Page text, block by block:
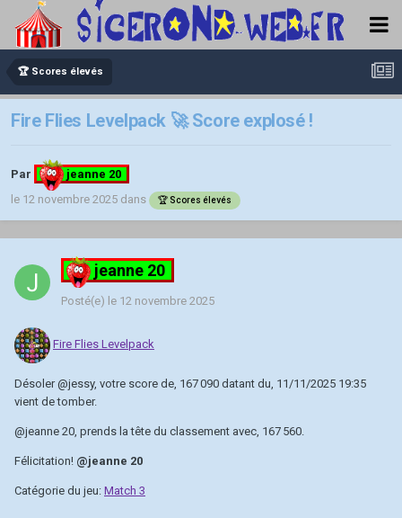
🏆 Scores élevés
Fire Flies Levelpack 🚀 Score explosé !
Par
jeanne 20
le 12 novembre 2025 dans 🏆 Scores élevés
jeanne 20
Posté(e) le 12 novembre 2025
Fire Flies Levelpack
Désoler@jessy, votre score de, 167 090 datant du, 11/11/2025 19:35
vient de tomber.
@jeanne 20 , prends la tête du classement avec, 167 560.
Félicitation! @jeanne 20
Catégorie du jeu: Match 3